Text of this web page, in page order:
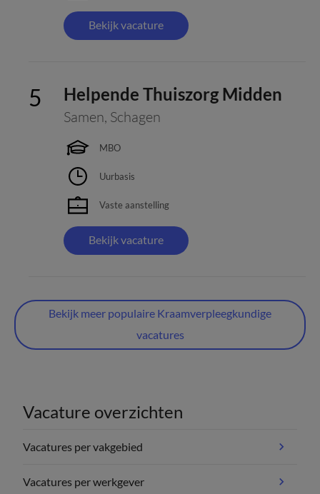
Bekijk vacature
Helpende Thuiszorg Midden
Samen, Schagen
MBO
Uurbasis
Vaste aanstelling
Bekijk vacature
Bekijk meer populaire Kraamverpleegkundige
vacatures
Vacature overzichten
Vacatures per vakgebied
Vacatures per werkgever